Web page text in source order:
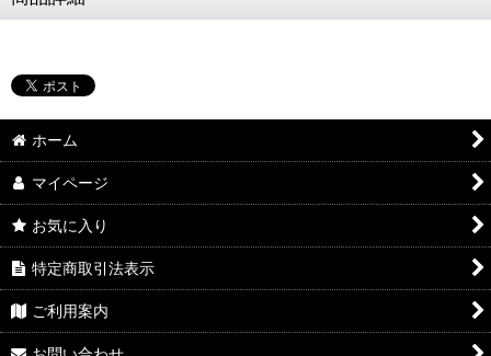
ホーム
マイページ
お気に入り
特定商取引法表示
ご利用案内